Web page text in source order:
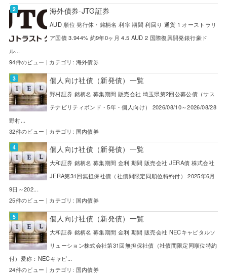
海外債券-JTG証券
AUD 順位 発行体・銘柄名 利率 期間 利回り 通貨 1 オーストラリ
ア国債 3.944% 約9年0ヶ月 4.5 AUD 2 国際復興開発銀行豪ド
ル...
94件のビュー | カテゴリ: 海外債券
個人向け社債（新発債）一覧
野村証券 銘柄名 募集期間 販売会社 埼玉県第2回公募公債（サス
テナビリティボンド・5年・個人向け） 2026/08/10～2026/08/28
野村...
32件のビュー | カテゴリ: 国内債券
個人向け社債（新発債）一覧
大和証券 銘柄名 募集期間 金利 期間 販売会社 JERA債 株式会社
JERA第31回無担保社債（社債間限定同順位特約付） 2025年6月
9日～202...
25件のビュー | カテゴリ: 国内債券
個人向け社債（新発債）一覧
大和証券 銘柄名 募集期間 金利 期間 販売会社 NECキャピタルソ
リューション株式会社第31回無担保社債（社債間限定同順位特約
付）愛称：NECキャピ...
24件のビュー | カテゴリ: 国内債券